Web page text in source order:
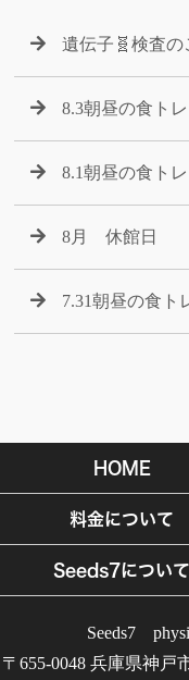
遺伝子🧬検査の
8.3朝昼の食トレ
8.1朝昼の食トレ
8月 休館日
7.31朝昼の食ト
HOME
料金について
Seeds7について
Seeds7
〒655-0048 兵庫県神